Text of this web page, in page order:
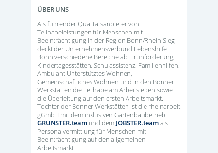
ÜBER UNS
Als führender Qualitätsanbieter von
Teilhabeleistungen für Menschen mit
Beeinträchtigung in der Region Bonn/Rhein-Sieg
deckt der Unternehmensverbund Lebenshilfe
Bonn verschiedene Bereiche ab: Frühförderung,
Kindertagesstätten, Schulassistenz, Familienhilfen,
Ambulant Unterstütztes Wohnen,
Gemeinschaftliches Wohnen und in den Bonner
Werkstätten die Teilhabe am Arbeitsleben sowie
die Überleitung auf den ersten Arbeitsmarkt.
Tochter der Bonner Werkstätten ist die rheinarbeit
gGmbH mit dem inklusiven Gartenbaubetrieb
GRÜNSTER.team und dem JOBSTER.teamals
Personalvermittlung für Menschen mit
Beeinträchtigung auf den allgemeinen
Arbeitsmarkt.